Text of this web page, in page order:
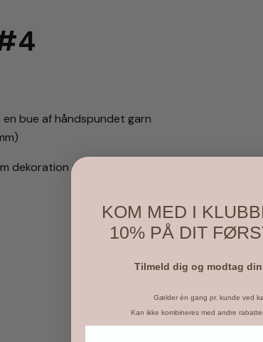
bue af håndspundet garn
dekoration til børneværelset
KOM MED I
10% PÅ DIT
Tilmeld dig og modtag
Gælder én gang pr. kunde ved
Kan ikke kombineres med andre